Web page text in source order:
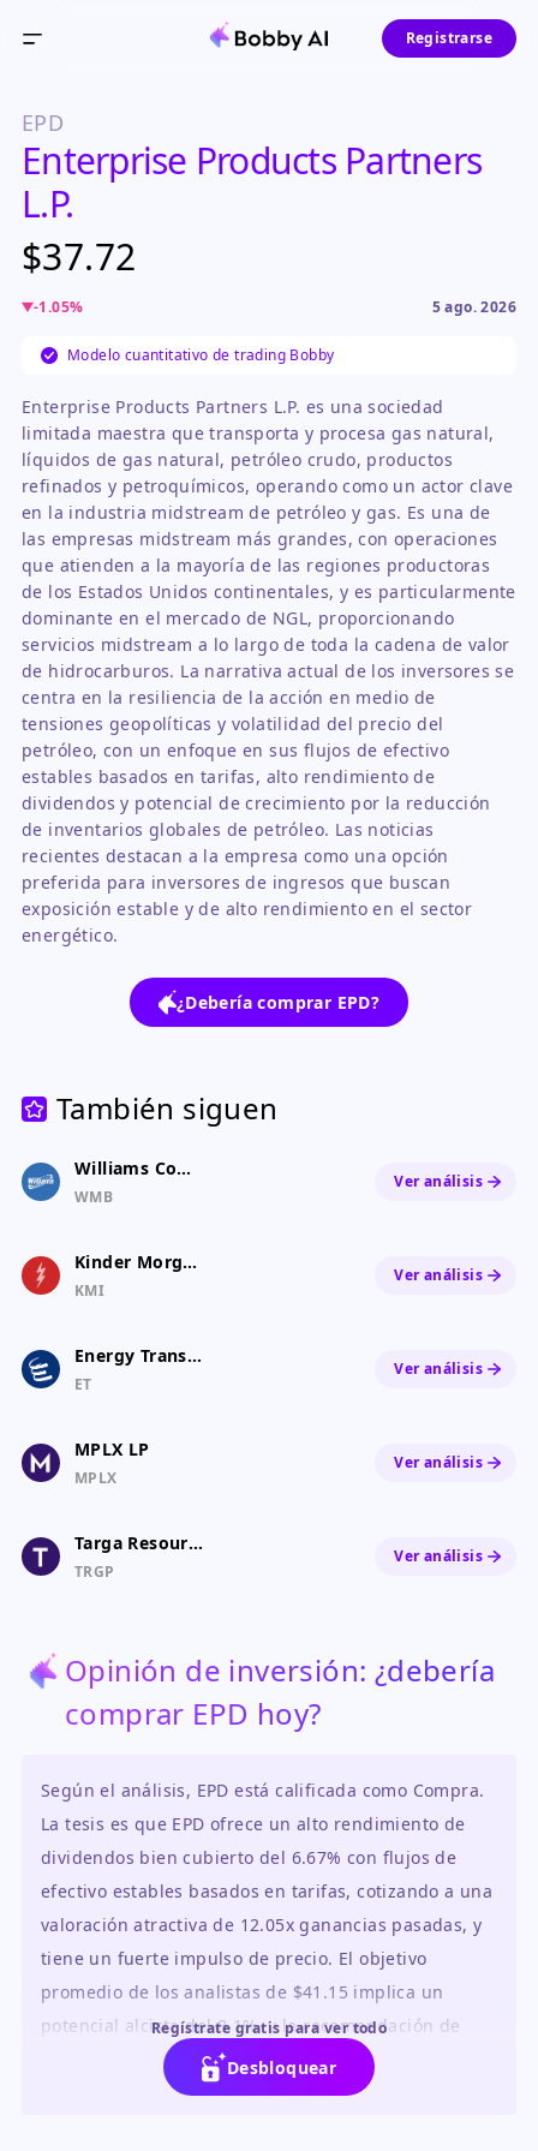
Registrarse
EPD
Enterprise Products Partners
L.P.
$37.72
-1.05% 5 ago. 2026
Modelo cuantitativo de trading Bobby
Enterprise Products Partners L.P. es una sociedad
limitada maestra que transporta y procesa gas natural,
líquidos de gas natural, petróleo crudo, productos
refinados y petroquímicos, operando como un actor clave
en la industria midstream de petróleo y gas. Es una de
las empresas midstream más grandes, con operaciones
que atienden a la mayoría de las regiones productoras
de los Estados Unidos continentales, y es particularmente
dominante en el mercado de NGL, proporcionando
servicios midstream a lo largo de toda la cadena de valor
de hidrocarburos. La narrativa actual de los inversores se
centra en la resiliencia de la acción en medio de
tensiones geopolíticas y volatilidad del precio del
petróleo, con un enfoque en sus flujos de efectivo
estables basados en tarifas, alto rendimiento de
dividendos y potencial de crecimiento por la reducción
de inventarios globales de petróleo. Las noticias
recientes destacan a la empresa como una opción
preferida para inversores de ingresos que buscan
exposición estable y de alto rendimiento en el sector
energético.
¿Debería comprar EPD?
También siguen
Williams Companies
WMB
Ver análisis
Kinder Morgan, Inc.
KMI
Ver análisis
Energy Transfer Equity
ET
Ver análisis
MPLX LP
MPLX
Ver análisis
Targa Resources Corp.
TRGP
Ver análisis
Opinión de inversión: ¿debería
comprar EPD hoy?
Según el análisis, EPD está calificada como Compra.
La tesis es que EPD ofrece un alto rendimiento de
dividendos bien cubierto del 6.67% con flujos de
efectivo estables basados en tarifas, cotizando a una
valoración atractiva de 12.05x ganancias pasadas, y
tiene un fuerte impulso de precio. El objetivo
promedio de los analistas de $41.15 implica un
potencial alcista del 8.1%, y la recomendación de
consenso es 'Comprar'.
Regístrate gratis para ver todo
Desbloquear